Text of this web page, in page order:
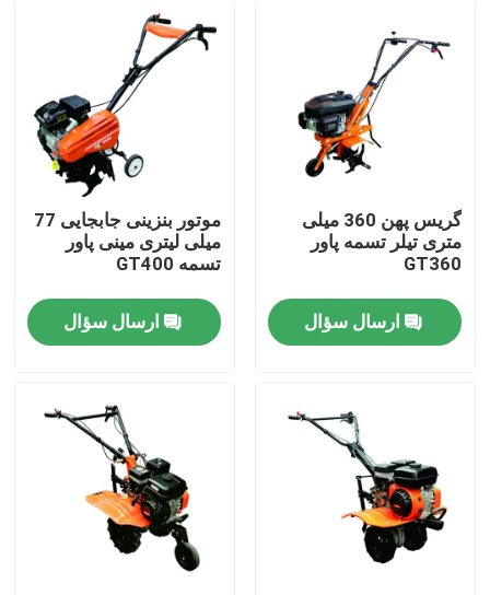
محصولات
تور کارخانه
کنترل کیفیت
با ما تماس بگیرید
ژنراتورهای جوشکاری بنزینی
گریس پهن 360 میلی
متری تیلر تسمه پاور
GT360
ارسال سؤال
موتور بنزینی جابجایی 77
میلی لیتری مینی پاور
تسمه GT400
ارسال سؤال